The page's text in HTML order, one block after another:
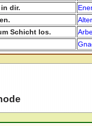
dir.
Schicht los.